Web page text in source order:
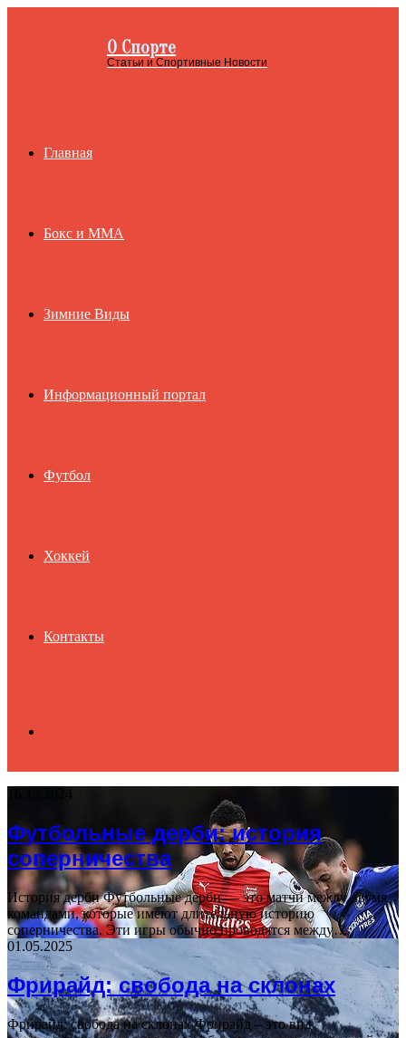
О Спорте
Статьи и Спортивные Новости
Главная
Бокс и ММА
Зимние Виды
Информационный портал
Футбол
Хоккей
Контакты
Футбольные дерби: история
соперничества
История дерби Футбольные дерби — это матчи между двумя
командами, которые имеют длительную историю
соперничества. Эти игры обычно проводятся между…
01.05.2025
Фрирайд: свобода на склонах
Фрирайд: свобода на склонах Фрирайд – это вид